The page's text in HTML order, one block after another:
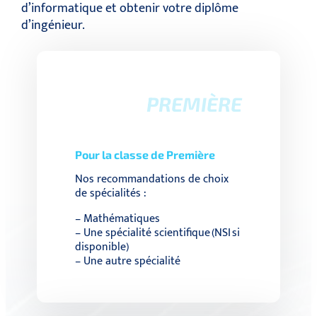
d’informatique et obtenir votre diplôme
d’ingénieur.
PREMIÈRE
Pour la classe de Première
Nos recommandations de choix
de spécialités :
– Mathématiques
– Une spécialité scientifique (NSI si
disponible)
– Une autre spécialité